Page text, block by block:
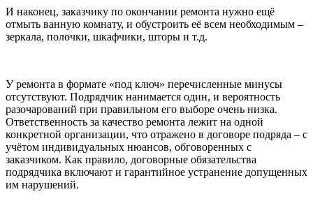
И наконец, заказчику по окончании ремонта нужно ещё
отмыть ванную комнату, и обустроить её всем необходимым –
зеркала, полочки, шкафчики, шторы и т.д.
У ремонта в формате «под ключ» перечисленные минусы
отсутствуют. Подрядчик нанимается один, и вероятность
разочарований при правильном его выборе очень низка.
Ответственность за качество ремонта лежит на одной
конкретной организации, что отражено в договоре подряда – с
учётом индивидуальных нюансов, обговоренных с
заказчиком. Как правило, договорные обязательства
подрядчика включают и гарантийное устранение допущенных
им нарушений.